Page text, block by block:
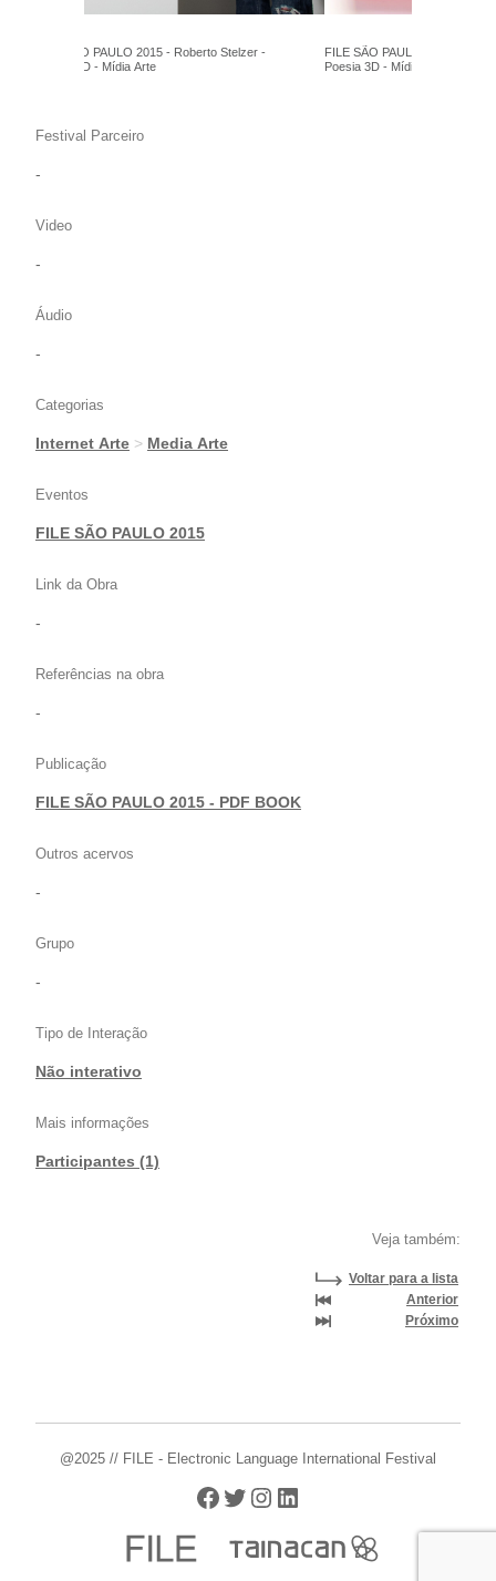
FILE SÃO PAULO 2015 - Roberto Stelzer -
Poesia 3D - Mídia Arte
FILE SÃO PAULO 2015 -
Poesia 3D - Mídia Arte
Festival Parceiro
-
Video
-
Áudio
-
Categorias
Internet Arte > Media Arte
Eventos
FILE SÃO PAULO 2015
Link da Obra
-
Referências na obra
-
Publicação
FILE SÃO PAULO 2015 - PDF BOOK
Outros acervos
-
Grupo
-
Tipo de Interação
Não interativo
Mais informações
Participantes (1)
Veja também:
Voltar para a lista
Anterior
Próximo
@2025 // FILE - Electronic Language International Festival
Facebook
Twitter
Instagram
LinkedIn